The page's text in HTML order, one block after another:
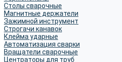
Столы сварочные
Магнитные держатели
Зажимной инструмент
Строгачи канавок
Клейма ударные
Автоматизация сварки
Вращатели сварочные
Центраторы для труб